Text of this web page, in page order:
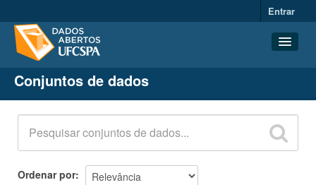
Entrar
Conjuntos de dados
Organizações
Grupos
Sobre
Conjuntos de dados
Ordenar por